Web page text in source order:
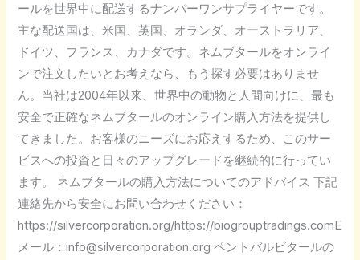
ールを世界中に配送するナンバーワンサプライヤーです。
主な配送国は、米国、英国、オランダ、オーストラリア、
ドイツ、フランス、カナダです。ネムブタールをオンライ
ンで注文したいとお考えなら、もう探す必要はありませ
ん。当社は2004年以来、世界中の動物と人間向けに、最も
安全で正確なネムブタールのオンライン購入方法を提供し
てきました。お客様のニーズにお応えするため、このサー
ビスへの投資と日々のアップグレードを継続的に行ってい
ます。 ネムブタールの購入方法についてのアドバイス 下記
連絡先から安全にお問い合わせください：
https://silvercorporation.org/https://biogrouptradings.comE
メール：info@silvercorporation.org ペントバルビタールの
オ
ラ
イ
ン
で
購
入